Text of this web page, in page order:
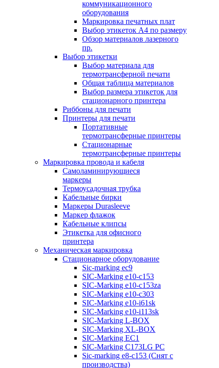
коммуникационного
оборудования
Маркировка печатных плат
Выбор этикеток А4 по размеру
Обзор материалов лазерного
пр.
Выбор этикетки
Выбор материала для
термотрансферной печати
Общая таблица материалов
Выбор размера этикеток для
стационарного принтера
Риббоны для печати
Принтеры для печати
Портативные
термотрансферные принтеры
Стационарные
термотрансферные принтеры
Маркировка провода и кабеля
Самоламинирующиеся
маркеры
Термоусадочная трубка
Кабельные бирки
Маркеры Durasleeve
Маркер флажок
Кабельные клипсы
Этикетка для офисного
принтера
Механическая маркировка
Стационарное оборудование
Sic-marking ec9
SIC-Marking e10-c153
SIC-Marking e10-c153za
SIC-Marking e10-c303
SIC-Marking e10-i61sk
SIC-Marking e10-i113sk
SIC-Marking L-BOX
SIC-Marking XL-BOX
SIC-Marking EC1
SIC-Marking C173LG PC
Sic-marking e8-c153 (Снят с
производства)